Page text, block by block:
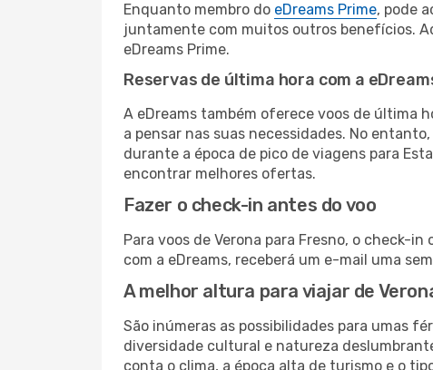
Enquanto membro do eDreams Prime, pode
juntamente com muitos outros benefícios.
eDreams Prime.
Reservas de última hora com a
A eDreams também oferece voos de última
a pensar nas suas necessidades. No
durante a época de pico de viagens para
encontrar melhores ofertas.
Fazer o check-in antes do voo
Para voos de Verona para Fresno, o check-
com a eDreams, receberá um e-mail uma
A melhor altura para viajar de
São inúmeras as possibilidades para umas
diversidade cultural e natureza
conta o clima, a época alta de turismo e o